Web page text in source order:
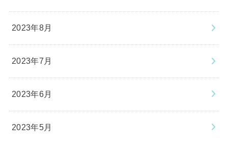
2023年8月
2023年7月
2023年6月
2023年5月